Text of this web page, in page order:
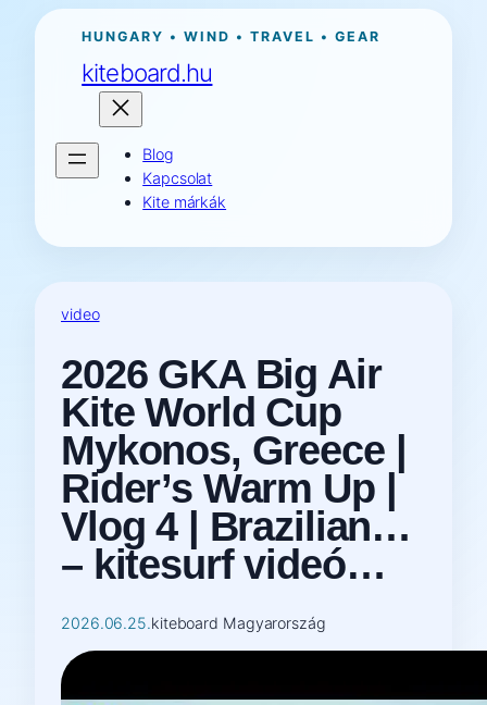
Ugrás
tartalomhoz
HUNGARY • WIND • TRAVEL • GEAR
kiteboard.hu
Blog
Kapcsolat
Kite márkák
video
2026 GKA Big Air
Kite World Cup
Mykonos, Greece |
Rider’s Warm Up |
Vlog 4 | Brazilian…
– kitesurf videó…
2026.06.25.kiteboard Magyarország